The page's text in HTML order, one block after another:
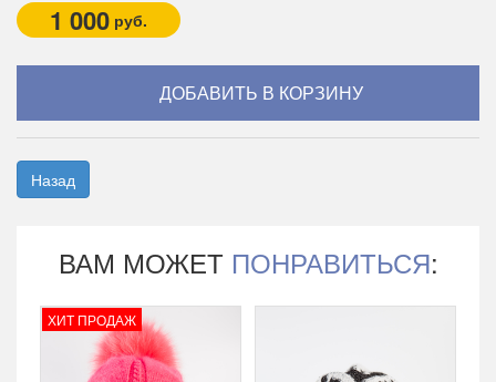
1 000 руб.
Назад
ВАМ МОЖЕТ ПОНРАВИТЬСЯ:
ХИТ ПРОДАЖ